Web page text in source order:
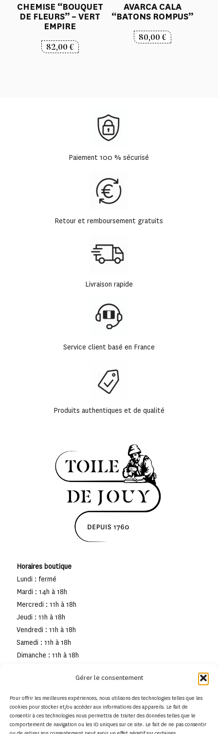
Gérer le consentement
Pour offrir les meilleures expériences, nous utilisons des technologies telles que les
cookies pour stocker et/ou accéder aux informations des appareils. Le fait de
consentir à ces technologies nous permettra de traiter des données telles que le
comportement de navigation ou les ID uniques sur ce site. Le fait de ne pas consentir
CHEMISE “BOUQUET
DE FLEURS” – VERT
EMPIRE
82,00€
AVARCA CALA
“BATONS ROMPUS”
80,00€
Paiement 100 % sécurisé
Retour et remboursement gratuits
Livraison rapide
Service client basé en France
Produits authentiques et de qualité
Horaires boutique
Lundi : fermé
Mardi : 14h à 18h
Mercredi : 11h à 18h
Jeudi : 11h à 18h
Vendredi : 11h à 18h
Samedi : 11h à 18h
Dimanche : 11h à 18h